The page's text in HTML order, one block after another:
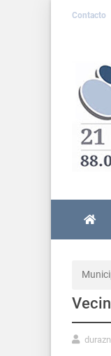
Contacto